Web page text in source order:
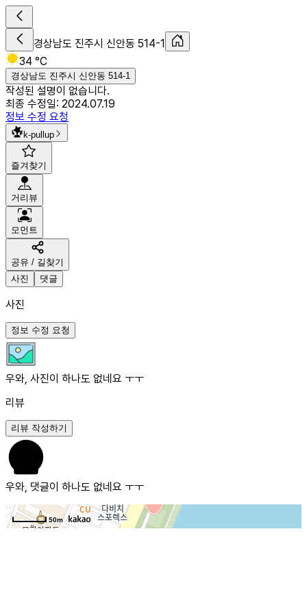
경상남도 진주시 신안동 514-1
34 °C
경상남도 진주시 신안동 514-1
작성된 설명이 없습니다.
최종 수정일: 2024.07.19
정보 수정 요청
k-pullup
즐겨찾기
거리뷰
모먼트
공유 / 길찾기
사진
댓글
사진
정보 수정 요청
우와, 사진이 하나도 없네요 ㅜㅜ
리뷰
리뷰 작성하기
우와, 댓글이 하나도 없네요 ㅜㅜ
50m